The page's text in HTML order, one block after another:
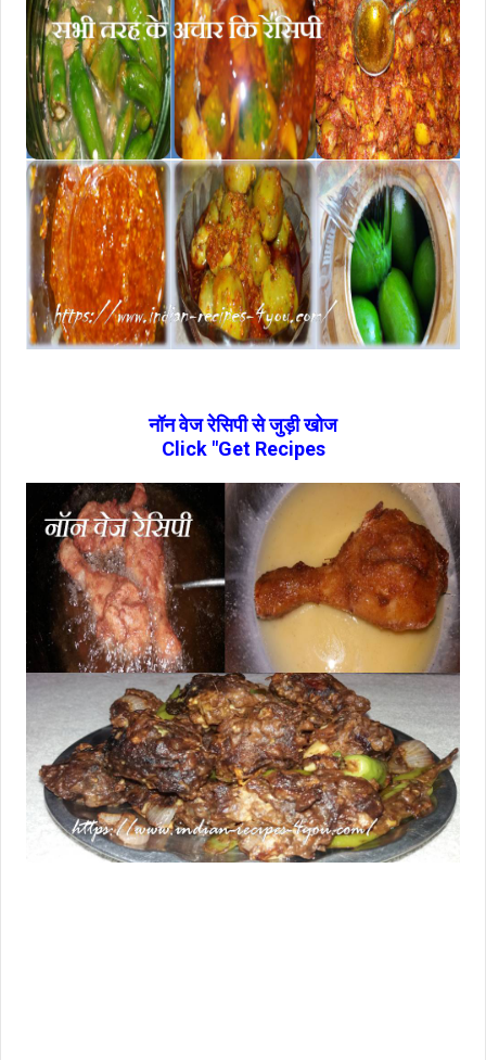
नॉन वेज रेसिपी से जुड़ी खोज
Click "Get Recipes